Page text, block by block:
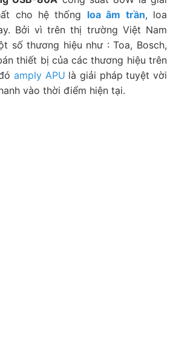
cho hệ thống loa âm trần, loa
Bởi vì trên thị trường Việt Nam
số thương hiệu như : Toa, Bosch,
thiết bị của các thương hiệu trên
amply APU là giải pháp tuyệt vời
vào thời điểm hiện tại.